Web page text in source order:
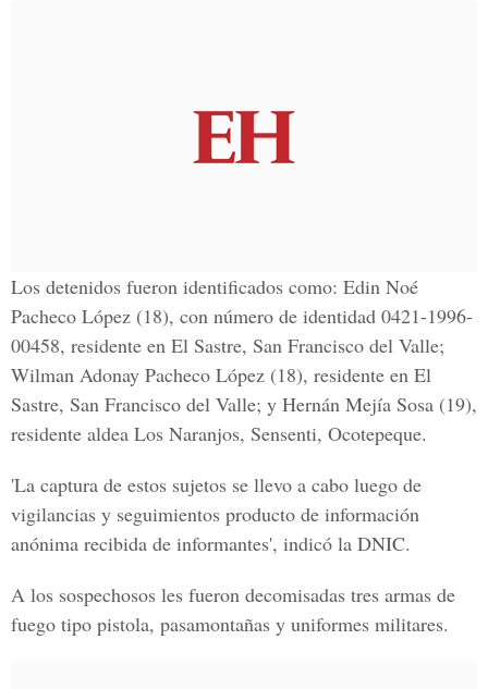
Los detenidos fueron identificados como: Edin Noé
Pacheco López (18), con número de identidad 0421-1996-
00458, residente en El Sastre, San Francisco del Valle;
Wilman Adonay Pacheco López (18), residente en El
Sastre, San Francisco del Valle; y Hernán Mejía Sosa (19),
residente aldea Los Naranjos, Sensenti, Ocotepeque.
'La captura de estos sujetos se llevo a cabo luego de
vigilancias y seguimientos producto de información
anónima recibida de informantes', indicó la DNIC.
A los sospechosos les fueron decomisadas tres armas de
fuego tipo pistola, pasamontañas y uniformes militares.